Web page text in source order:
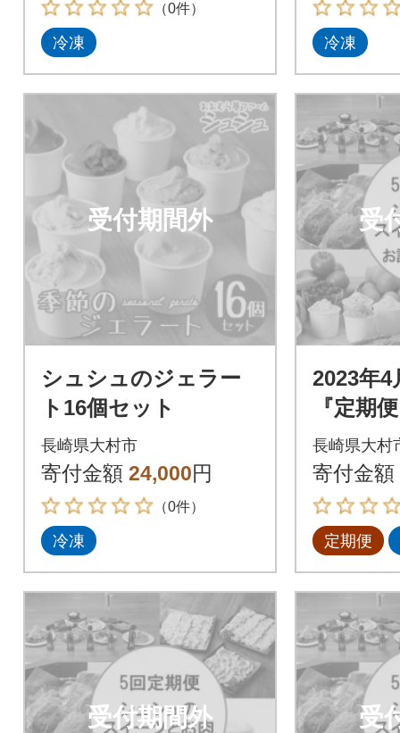
（0件）
冷凍 冷凍
受付期間外
シュシュのジェラー
ト16個セット
長崎県大村市
寄付金額 24,000円
（0件）
冷凍
受
2023年4
『定期
のお試
お肉の
回
長崎県大村
寄付金額
定期便
受付期間外 受